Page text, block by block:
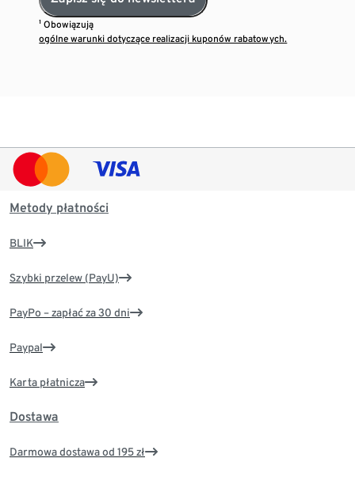
¹ Obowiązują
ogólne warunki dotyczące realizacji kuponów rabatowych.
Metody płatności
BLIK
Szybki przelew (PayU)
PayPo – zapłać za 30 dni
Paypal
Karta płatnicza
Dostawa
Darmowa dostawa od 195 zł